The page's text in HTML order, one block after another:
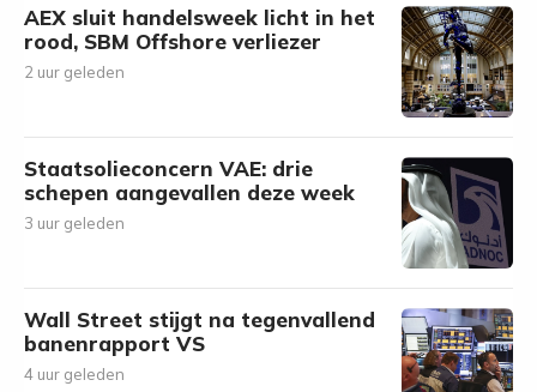
AEX sluit handelsweek licht in het
rood, SBM Offshore verliezer
2 uur geleden
Staatsolieconcern VAE: drie
schepen aangevallen deze week
3 uur geleden
Wall Street stijgt na tegenvallend
banenrapport VS
4 uur geleden